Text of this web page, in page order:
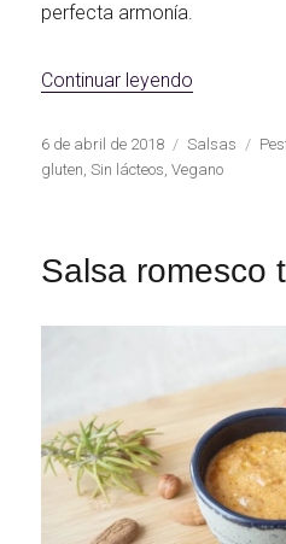
perfecta armonía.
Continuar leyendo
Publicado
el
6 de abril de 2018 Categorías
Salsas
gluten,Sin lácteos,Vegano
Salsa romesco